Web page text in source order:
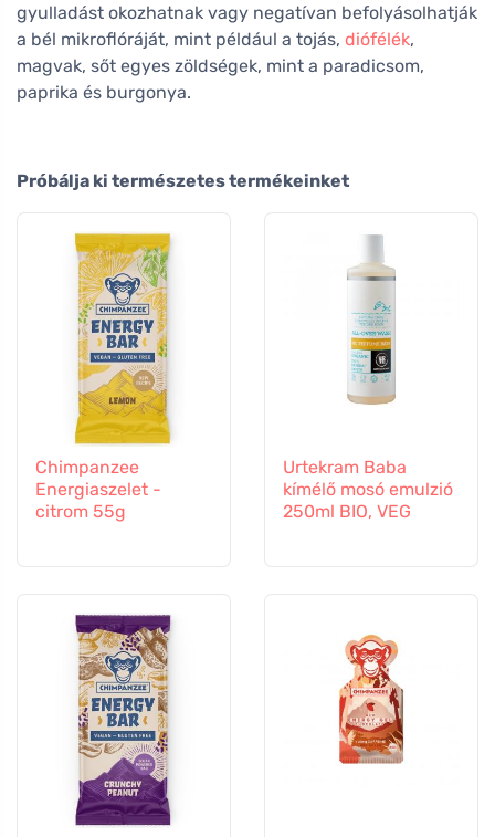
gyulladást okozhatnak vagy negatívan befolyásolhatják
a bél mikroflóráját, mint például a tojás, diófélék,
magvak, sőt egyes zöldségek, mint a paradicsom,
paprika és burgonya.
Próbálja ki természetes termékeinket
Chimpanzee
Energiaszelet -
citrom 55g
Urtekram Baba
kímélő mosó emulzió
250ml BIO, VEG